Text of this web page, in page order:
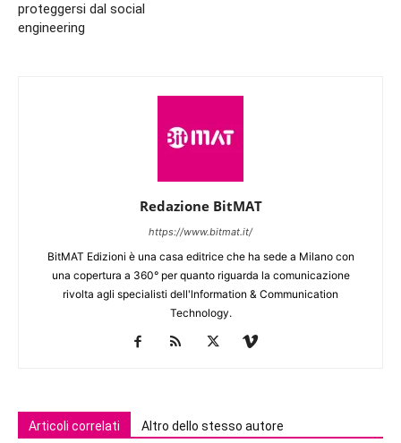
proteggersi dal social
engineering
Redazione BitMAT
https://www.bitmat.it/
BitMAT Edizioni è una casa editrice che ha sede a Milano con
una copertura a 360° per quanto riguarda la comunicazione
rivolta agli specialisti dell'lnformation & Communication
Technology.
Articoli correlati Altro dello stesso autore